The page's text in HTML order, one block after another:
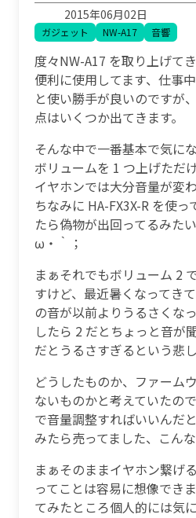
2015年06月02日
ガジェット NW-A17 音響
度々NW-A17 を取り上げて
便利に使用してます、仕事
と使い勝手が良いのですが
点はいくつか出てきます。
そんな中で一番基本で気に
ボリュームを 1 つ上げただ
イヤホンでは大分音量が変
ちなみに HA-FX3X-R を使
たら偽物が出回ってるみた
ω・｀；
まぁそれでもボリューム 2
すけど、最近暑くなってき
の音が以前よりうるさくな
したら 2 だとちょっと音が
だとうるさすぎるという悲
どうしたものか、ファーム
ないものかと考えていたの
で音量調整すればいいんだ
みたら売ってました、こんな
まぁそのままイヤホン繋げ
ってことは容易に想像でき
てみたところ個人的には気